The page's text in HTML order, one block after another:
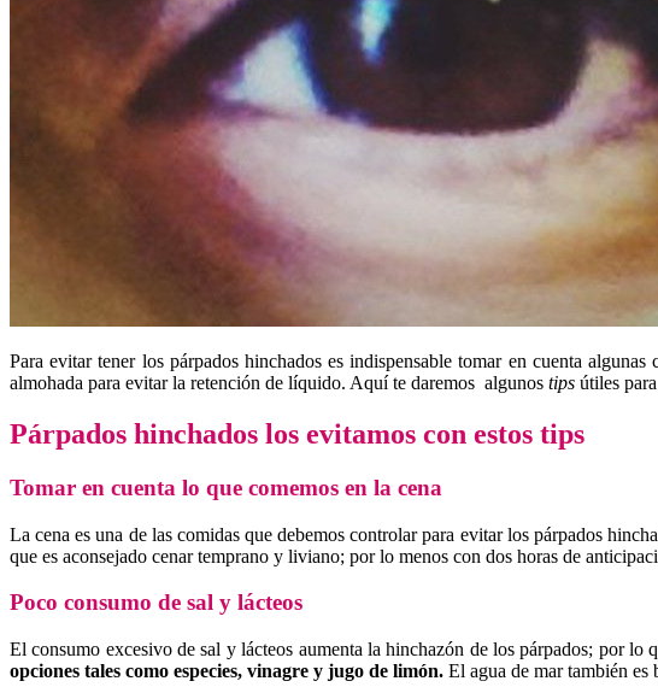
Para evitar tener los párpados hinchados es indispensable tomar en cuenta
almohada para evitar la retención de líquido. Aquí te daremos algunos tips útiles
Párpados hinchados los evitamos con estos tips
Tomar en cuenta lo que comemos en la cena
La cena es una de las comidas que debemos controlar para evitar los párpados
que es aconsejado cenar temprano y liviano; por lo menos con dos horas de
Poco consumo de sal y lácteos
El consumo excesivo de sal y lácteos aumenta la hinchazón de los párpados; por
opciones tales como especies, vinagre y jugo de limón. El agua de mar también es